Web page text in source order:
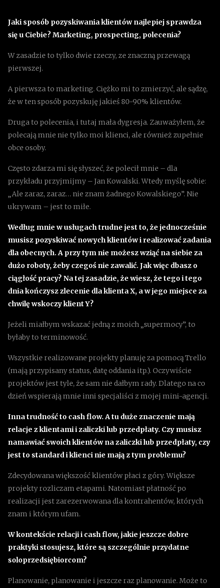
Jaki sposób pozyskiwania klientów najlepiej sprawdza
się u Ciebie? Marketing, prospecting, polecenia?
W zasadzie to tylko dwie rzeczy, ze znaczną przewagą
pierwszej.
A pierwsza to marketing. Ciężko mi to zmierzyć, ale sądzę,
że w ten sposób pozyskuję jakieś 80-90% klientów.
Druga to polecenia, i tutaj mała dygresja. Zauważyłem, że
polecają mnie nie tylko moi klienci, ale również zupełnie
obce osoby.
Często zdarza mi się słyszeć, że polecił mnie – dla
przykładu przyjmijmy – Jan Kowalski. Wtedy myślę sobie:
„Ale zaraz, zaraz… nie znam żadnego Kowalskiego”. Nie
ukrywam – jest to miłe.
Według mnie w usługach trudne jest to, że jednocześnie
musisz pozyskiwać nowych klientów i realizować zadania
dla obecnych. A przy tym nie możesz wziąć na siebie za
dużo roboty, żeby czegoś nie zawalić. Jak więc dbasz o
ciągłość pracy? Na tej zasadzie, że wiesz, że tego i tego
dnia kończysz zlecenie dla klienta X, a w jego miejsce za
chwilę wskoczy klient Y?
Jeżeli miałbym wskazać jedną z moich „supermocy”, to
byłaby to terminowość.
Wszystkie realizowane projekty planuję za pomocą Trello
(mają przypisany status, datę oddania itp.). Oczywiście
projektów jest tyle, że sam nie dałbym rady. Dlatego na co
dzień wspierają mnie inni specjaliści z mojej mini-agencji.
Inna trudność to cash flow. A tu duże znaczenie mają
relacje z klientami i zaliczki lub przedpłaty. Czy musisz
namawiać swoich klientów na zaliczki lub przedpłaty, czy
jest to standard i klienci nie mają z tym problemu?
Zdecydowana większość klientów płaci z góry. Większe
projekty rozliczam etapami. Natomiast płatność po
realizacji jest zarezerwowana dla kontrahentów, których
znam i którym ufam.
W kontekście relacji i cash flow, jakie jeszcze dobre
praktyki stosujesz, które są szczególnie przydatne
soloprzedsiębiorcom?
Planowanie, planowanie i jeszcze raz planowanie. Może to